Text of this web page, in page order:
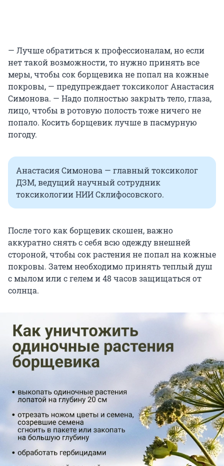
— Лучше обратиться к профессионалам, но если
нет такой возможности, то нужно принять все
меры, чтобы сок борщевика не попал на кожные
покровы, — предупреждает токсиколог Анастасия
Симонова. — Надо полностью закрыть тело, глаза,
лицо, чтобы в ротовую полость тоже ничего не
попало. Косить борщевик лучше в пасмурную
погоду.
Анастасия Симонова — главный токсиколог
ДЗМ, ведущий научный сотрудник
токсикологии НИИ Склифосовского.
После того как борщевик скошен, важно
аккуратно снять с себя всю одежду внешней
стороной, чтобы сок растения не попал на кожные
покровы. Затем необходимо принять теплый душ
с мылом или с гелем и 48 часов защищаться от
солнца.